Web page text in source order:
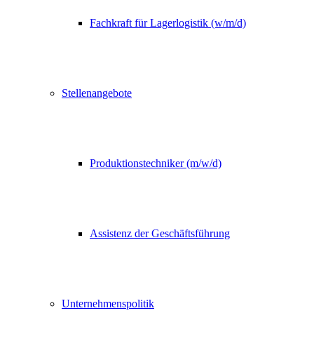
Fachkraft für Lagerlogistik (w/m/d)
Stellenangebote
Produktionstechniker (m/w/d)
Assistenz der Geschäftsführung
Unternehmenspolitik